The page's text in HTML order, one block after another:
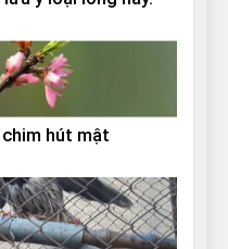
hút mật